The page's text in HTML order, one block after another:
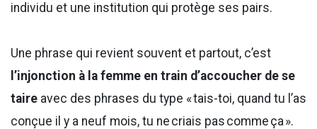
individu et une institution qui protège ses pairs.
Une phrase qui revient souvent et partout, c’est
l’injonction à la femme en train d’accoucher de se
taire avec des phrases du type « tais-toi, quand tu l’as
conçue il y a neuf mois, tu ne criais pas comme ça ».